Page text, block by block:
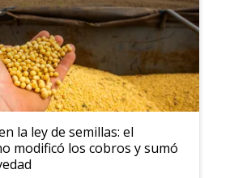
la ley de semillas: el
modificó los cobros y sumó